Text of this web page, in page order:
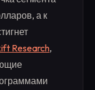
а к
Research,